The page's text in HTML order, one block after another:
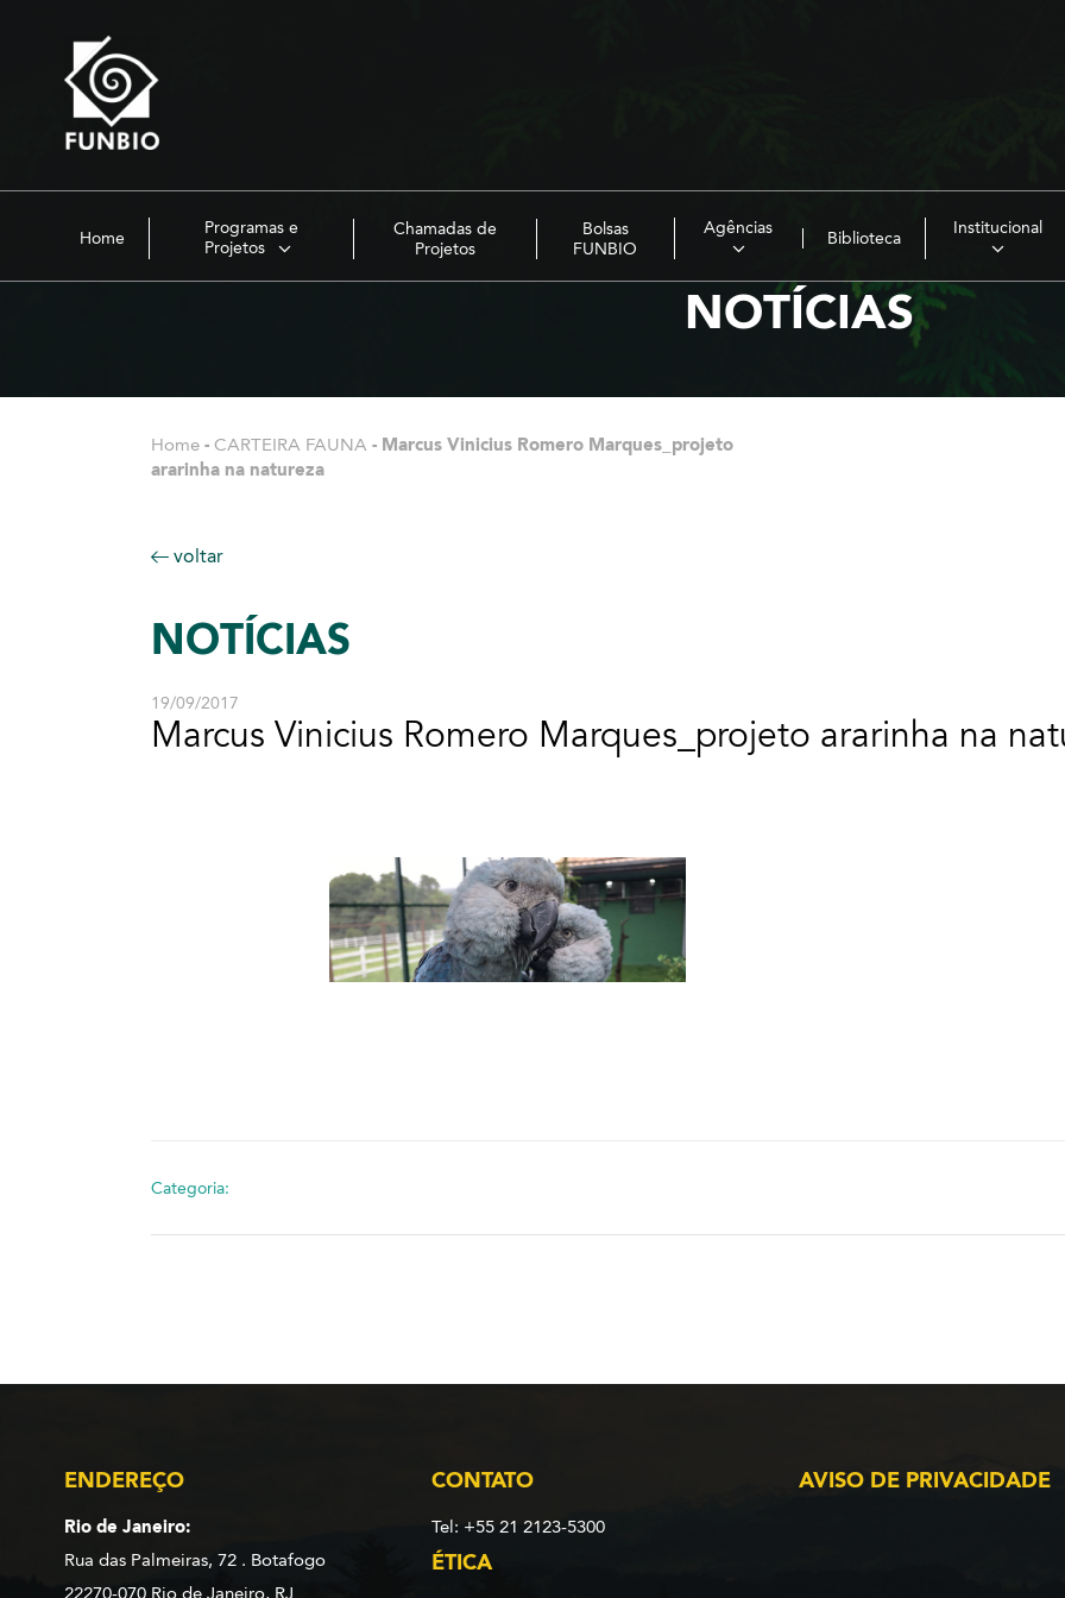
Home
Programas e
Projetos
Chamadas de
Projetos
Bolsas
FUNBIO
Agências
Biblioteca
Institucional
NOTÍCIAS
Home - CARTEIRA FAUNA - Marcus Vinicius Romero Marques_projeto
ararinha na natureza
voltar
NOTÍCIAS
19/09/2017
Marcus Vinicius Romero Marques_projeto ararinha na
Categoria:
ENDEREÇO
Rio de Janeiro:
Rua das Palmeiras, 72 . Botafogo
22270-070 Rio de Janeiro, RJ
CONTATO
Tel: +55 21 2123-5300
AVISO DE PRIVACIDADE
ÉTICA